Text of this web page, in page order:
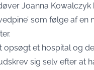
Joanna
som følge af
opsøgt et hospital og
sig selv efter at